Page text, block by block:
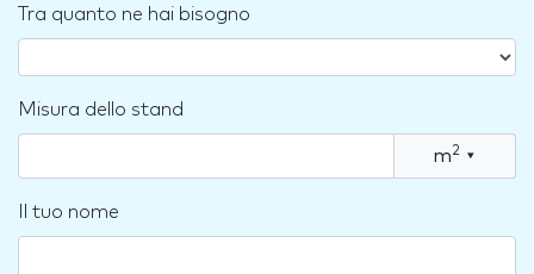
Tra quanto ne hai bisogno
Misura dello stand
m2 ▾
Il tuo nome